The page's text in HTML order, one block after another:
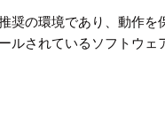
奨の環境であり、動作を
ルされているソフトウ